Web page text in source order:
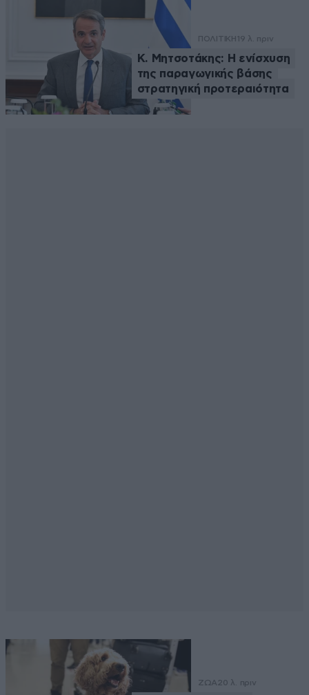
ΠΟΛΙΤΙΚΗ 19 λ. πριν
Κ. Μητσοτάκης: Η ενίσχυση
της παραγωγικής βάσης
στρατηγική προτεραιότητα
ΖΩΑ20 λ. πριν